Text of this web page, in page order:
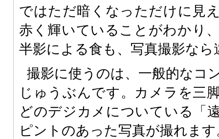
ではただ暗くなっただけに見
赤く輝いていることがわかり
半影による食も、写真撮影な
撮影に使うのは、一般的なコ
じゅうぶんです。カメラを三
どのデジカメについている「
ピントのあった写真が撮れます